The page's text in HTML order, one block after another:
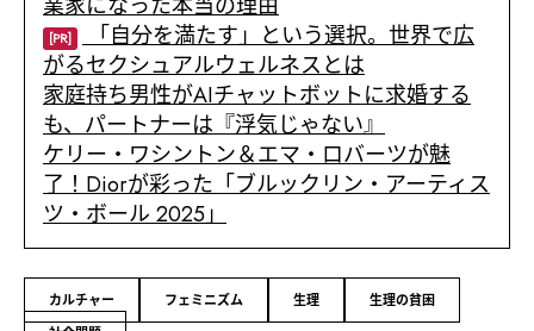
業家になった本当の理由
[PR] 「自分を満たす」という選択。世界で広
がるセクシュアルウェルネスとは
家庭持ち男性がAIチャットボットに求婚する
も、パートナーは『浮気じゃない』
ケリー・ワシントン＆エマ・ロバーツが魅
了！Diorが彩った「ブルックリン・アーティス
ツ・ボール 2025」
カルチャー フェミニズム 生理
生理の貧困